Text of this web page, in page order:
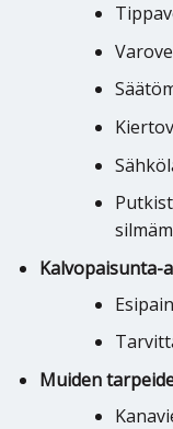
Kalvopaisunta-
Muiden